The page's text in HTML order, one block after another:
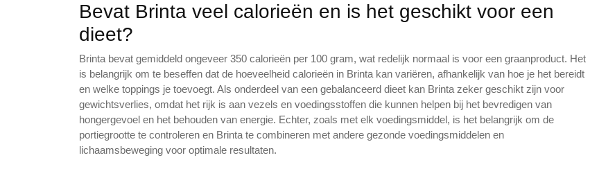
Bevat Brinta veel calorieën en is het geschikt voor een
dieet?
Brinta bevat gemiddeld ongeveer 350 calorieën per 100 gram, wat redelijk normaal is voor een graanproduct. Het
is belangrijk om te beseffen dat de hoeveelheid calorieën in Brinta kan variëren, afhankelijk van hoe je het bereidt
en welke toppings je toevoegt. Als onderdeel van een gebalanceerd dieet kan Brinta zeker geschikt zijn voor
gewichtsverlies, omdat het rijk is aan vezels en voedingsstoffen die kunnen helpen bij het bevredigen van
hongergevoel en het behouden van energie. Echter, zoals met elk voedingsmiddel, is het belangrijk om de
portiegrootte te controleren en Brinta te combineren met andere gezonde voedingsmiddelen en
lichaamsbeweging voor optimale resultaten.